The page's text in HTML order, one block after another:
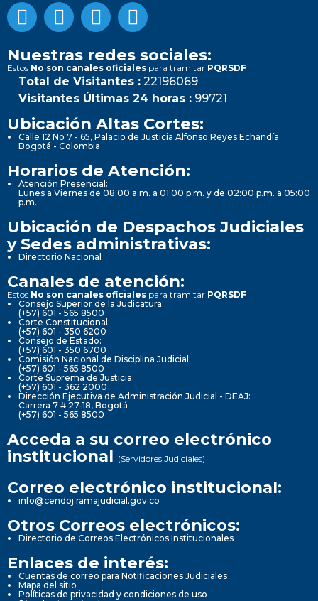
Nuestras redes sociales:
Estos No son canales oficiales para tramitar PQRSDF
Total de Visitantes : 22196069
Visitantes Últimas 24 horas : 99721
Ubicación Altas Cortes:
Calle 12 No 7 - 65, Palacio de Justicia Alfonso Reyes Echandía
Bogotá - Colombia
Horarios de Atención:
Atención Presencial:
Lunes a Viernes de 08:00 a.m. a 01:00 p.m. y de 02:00 p.m. a 05:00
p.m.
Ubicación de Despachos Judiciales
y Sedes administrativas:
Directorio Nacional
Canales de atención:
Estos No son canales oficiales para tramitar PQRSDF
Consejo Superior de la Judicatura:
(+57) 601 - 565 8500
Corte Constitucional:
(+57) 601 - 350 6200
Consejo de Estado:
(+57) 601 - 350 6700
Comisión Nacional de Disciplina Judicial:
(+57) 601 - 565 8500
Corte Suprema de Justicia:
(+57) 601 - 362 2000
Dirección Ejecutiva de Administración Judicial - DEAJ:
Carrera 7 # 27-18, Bogotá
(+57) 601 - 565 8500
Acceda a su correo electrónico
institucional (Servidores Judiciales)
Correo electrónico institucional:
info@cendoj.ramajudicial.gov.co
Otros Correos electrónicos:
Directorio de Correos Electrónicos Institucionales
Enlaces de interés:
Cuentas de correo para Notificaciones Judiciales
Mapa del sitio
Políticas de privacidad y condiciones de uso